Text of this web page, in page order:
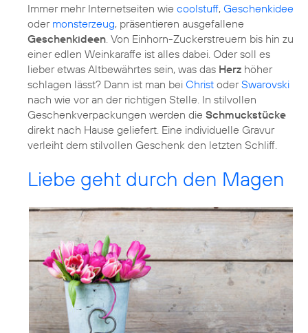
Immer mehr Internetseiten wie coolstuff, Geschenkidee
oder monsterzeug, präsentieren ausgefallene
Geschenkideen . Von Einhorn-Zuckerstreuern bis hin zu
einer edlen Weinkaraffe ist alles dabei. Oder soll es
lieber etwas Altbewährtes sein, was das Herz höher
schlagen lässt? Dann ist man bei Christ oderSwarovski
nach wie vor an der richtigen Stelle. In stilvollen
Geschenkverpackungen werden die Schmuckstücke
direkt nach Hause geliefert. Eine individuelle Gravur
verleiht dem stilvollen Geschenk den letzten Schliff.
Liebe geht durch den Magen